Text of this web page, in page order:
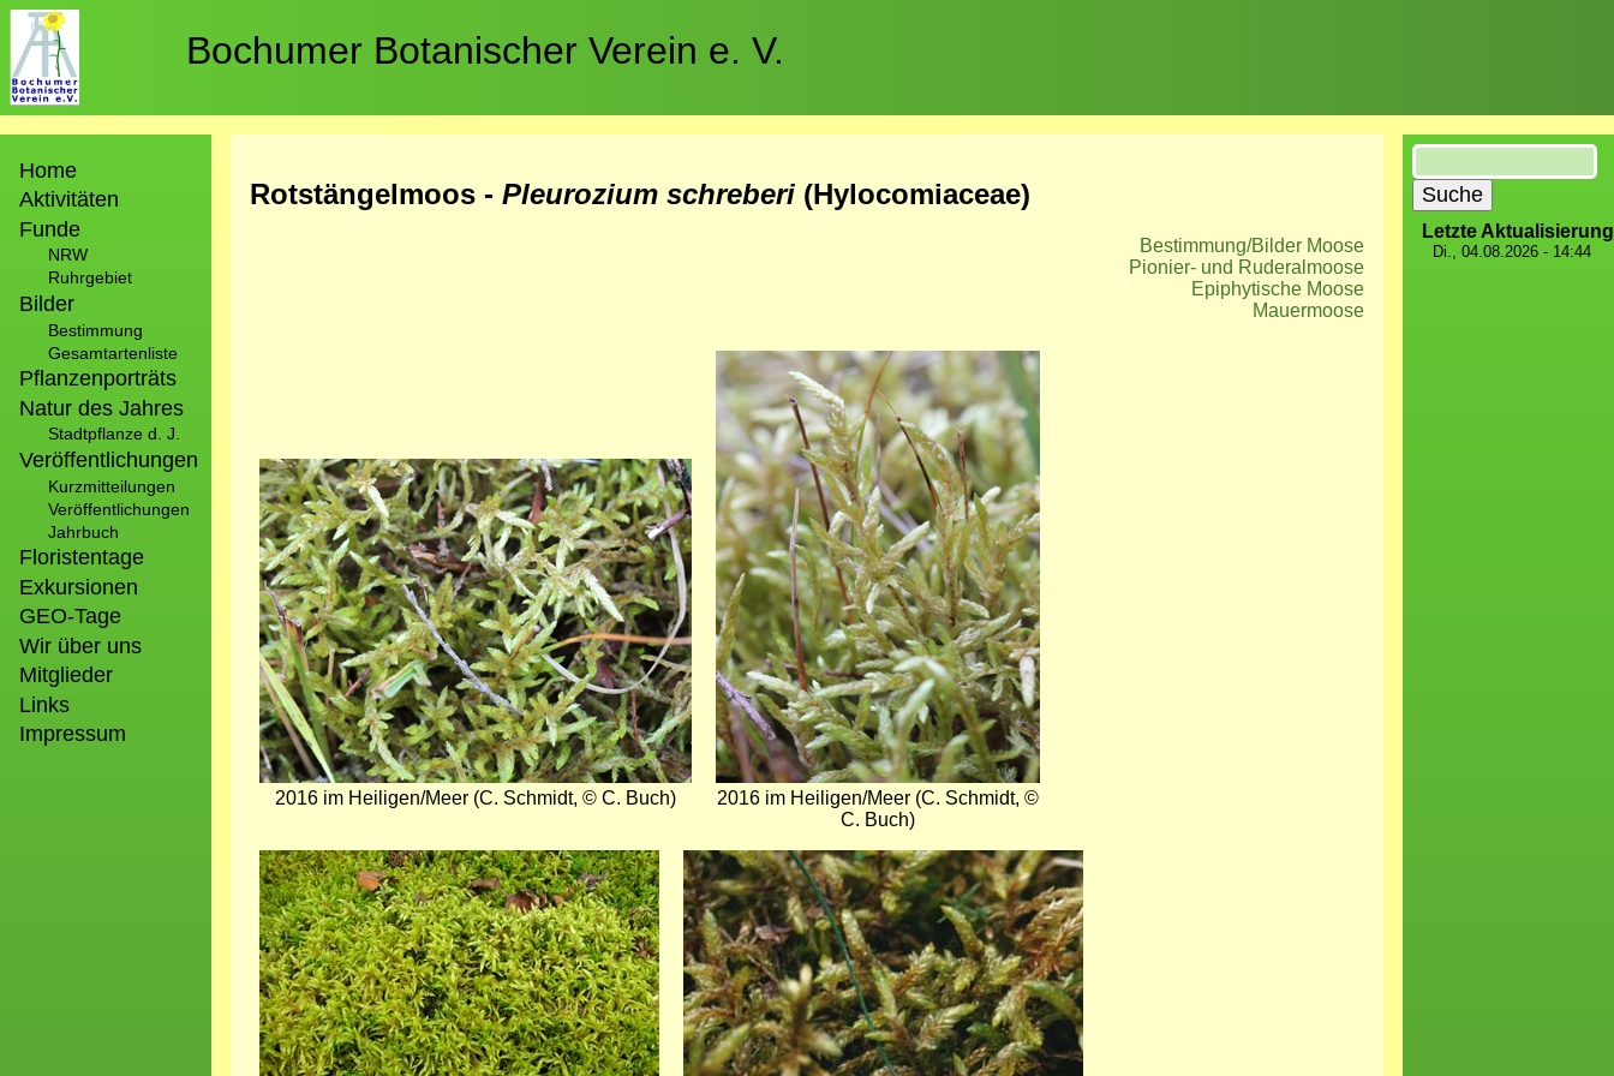
Direkt
zum
Inhalt
Bochumer Botanischer Verein e. V.
Home
Aktivitäten
Funde
NRW
Ruhrgebiet
Bilder
Bestimmung
Gesamtartenliste
Pflanzenporträts
Natur des Jahres
Stadtpflanze d. J.
Veröffentlichungen
Kurzmitteilungen
Veröffentlichungen
Jahrbuch
Floristentage
Exkursionen
GEO-Tage
Wir über uns
Mitglieder
Links
Impressum
Rotstängelmoos - Pleurozium schreberi (Hylocomiaceae)
Bestimmung/Bilder Moose
Pionier- und Ruderalmoose
Epiphytische Moose
Mauermoose
Bild
2016 im Heiligen/Meer (C. Schmidt, © C. Buch)
Bild
2016 im Heiligen/Meer (C. Schmidt, ©
C. Buch)
Bild
Bild
Suche
Letzte Aktualisierung
Di., 04.08.2026 - 14:44